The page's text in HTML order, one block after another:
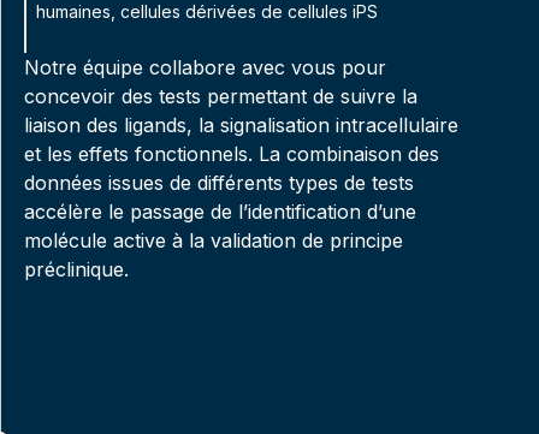
humaines, cellules dérivées de cellules iPS
Notre équipe collabore avec vous pour
concevoir des tests permettant de suivre la
liaison des ligands, la signalisation intracellulaire
et les effets fonctionnels. La combinaison des
données issues de différents types de tests
accélère le passage de l’identification d’une
molécule active à la validation de principe
préclinique.